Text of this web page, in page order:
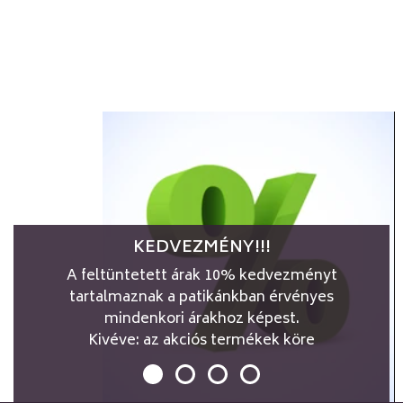
KEDVEZMÉNY!!!
A feltüntetett árak 10% kedvezményt
tartalmaznak a patikánkban érvényes
mindenkori árakhoz képest.
Kivéve: az akciós termékek köre